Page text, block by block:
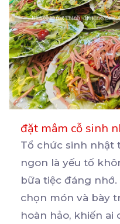
đặt mâm cỗ sinh
Tổ chức sinh nhật
ngon là yếu tố
bữa tiệc đáng nhớ.
chọn món và bày
hoàn hảo, khiến ai